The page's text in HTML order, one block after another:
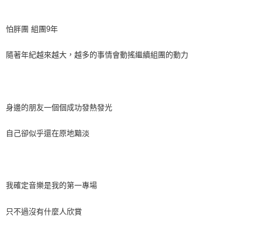
怕胖團 組團9年
隨著年紀越來越大，越多的事情會動搖繼續組團的動力
身邊的朋友一個個成功發熱發光
自己卻似乎還在原地黯淡
我確定音樂是我的第一專場
只不過沒有什麼人欣賞